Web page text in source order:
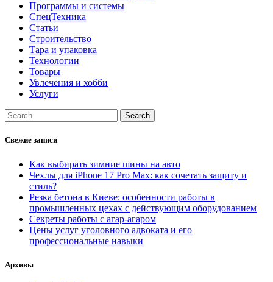
Программы и системы
СпецТехника
Статьи
Строительство
Тара и упаковка
Технологии
Товары
Увлечения и хобби
Услуги
Свежие записи
Как выбирать зимние шины на авто
Чехлы для iPhone 17 Pro Max: как сочетать защиту и
стиль?
Резка бетона в Киеве: особенности работы в
промышленных цехах с действующим оборудованием
Секреты работы с агар-агаром
Цены услуг уголовного адвоката и его
профессиональные навыки
Архивы